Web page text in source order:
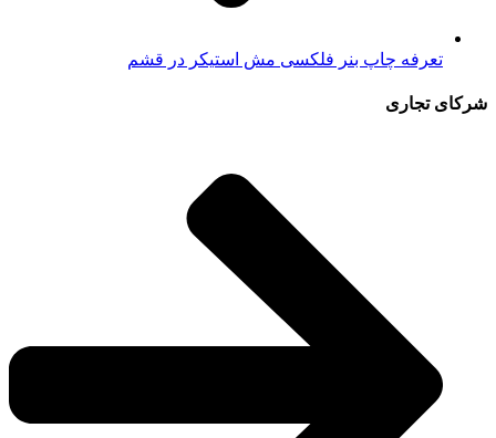
تعرفه چاپ بنر فلکسی مش استیکر در قشم
شرکای تجاری